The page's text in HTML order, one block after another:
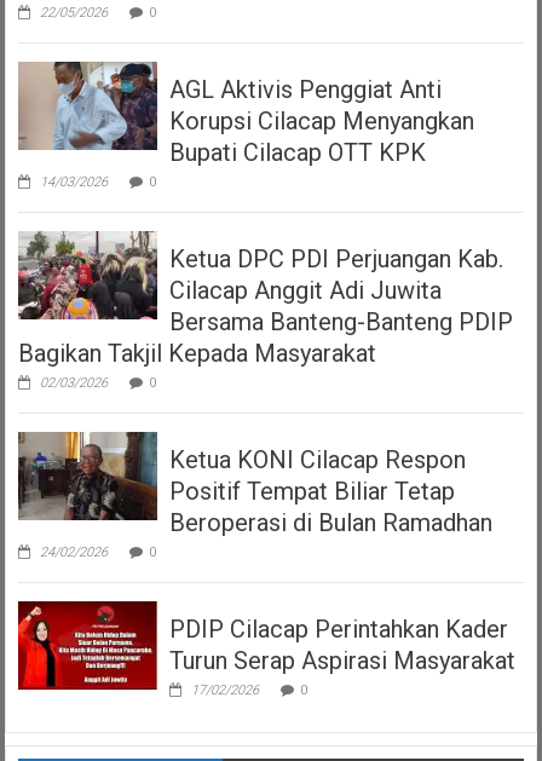
22/05/2026 0
AGL Aktivis Penggiat Anti
Korupsi Cilacap Menyangkan
Bupati Cilacap OTT KPK
14/03/2026 0
Ketua DPC PDI Perjuangan Kab.
Cilacap Anggit Adi Juwita
Bersama Banteng-Banteng PDIP
Bagikan Takjil Kepada Masyarakat
02/03/2026 0
Ketua KONI Cilacap Respon
Positif Tempat Biliar Tetap
Beroperasi di Bulan Ramadhan
24/02/2026 0
PDIP Cilacap Perintahkan Kader
Turun Serap Aspirasi Masyarakat
17/02/2026 0